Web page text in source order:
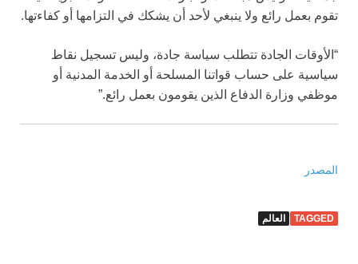
تقوم بعمل رائع ولا ينبغي لأحد أن يشكك في التزامها أو كفاءتها.
“الأوقات الجادة تتطلب سياسة جادة، وليس تسجيل نقاط
سياسية على حساب قواتنا المسلحة أو الخدمة المدنية أو
موظفي وزارة الدفاع الذين يقومون بعمل رائع.”
المصدر
TAGGED العالم